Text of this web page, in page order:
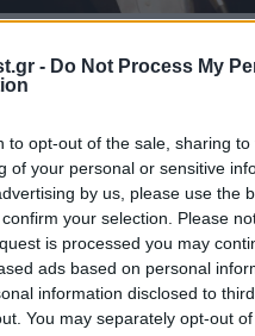
- Do Not Process My
to opt-out of the sale, sharing
of your personal or sensitive
by us, please use the
your selection. Please
is processed you may
ads based on personal
information disclosed to
You may separately opt-out
Ταχύτερο
και 142.000
συνδέσεις θα
και 142.000 εκπαιδευτικοί
εκπαίδευσης σε σχολεία της
& Θρησκευμάτων και
προχωρούν σε ενέργειες για